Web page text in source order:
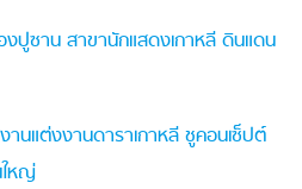
งปูซาน สาขานักแสดงเกาหลี ดินแดน
นแต่งงานดาราเกาหลี ชูคอนเซ็ปต์
ใหญ่